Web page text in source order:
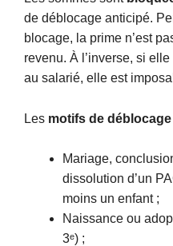
de déblocage anticipé.
blocage, la prime n’est
revenu. À l’inverse, si
au salarié, elle est
Les motifs de
Mariage,
dissolution d’un
moins un enfant ;
Naissance ou
3ᵉ) ;